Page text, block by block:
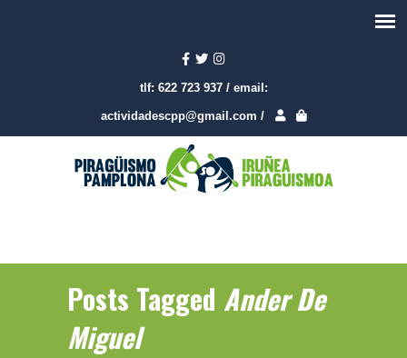
tlf: 622 723 937 / email:
actividadescpp@gmail.com /
Posts Tagged Ander De
Miguel